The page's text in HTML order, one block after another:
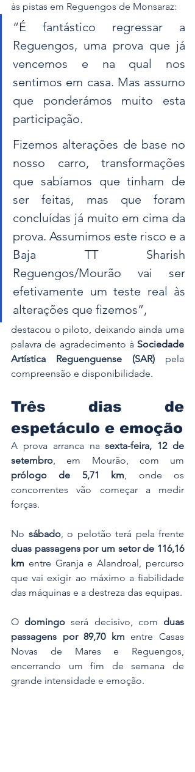
às pistas em Reguengos de Monsaraz:
“É fantástico regressar a
Reguengos, uma prova que já
vencemos e na qual nos
sentimos em casa. Mas assumo
que ponderámos muito esta
participação.
Fizemos alterações de base no
nosso carro, transformações
que sabíamos que tinham de
ser feitas, mas que foram
concluídas já muito em cima da
prova. Assumimos este risco e a
Baja TT Sharish
Reguengos/Mourão vai ser
efetivamente um teste real às
alterações que fizemos”,
destacou o piloto, deixando ainda uma
palavra de agradecimento à Sociedade
Artística Reguenguense (SAR) pela
compreensão e disponibilidade.
Três dias de
espetáculo e emoção
A prova arranca na sexta-feira, 12 de
setembro
prólogo de 5,71 km, onde os
concorrentes vão começar a medir
forças.
No sábado
duas passagens por um setor de 116,16
km entre Granja e Alandroal, percurso
que vai exigir ao máximo a fiabilidade
das máquinas e a destreza das equipas.
O domingo será decisivo, com duas
passagens por 89,70 km entre Casas
Novas de Mares e Reguengos,
encerrando um fim de semana de
grande intensidade e emoção.